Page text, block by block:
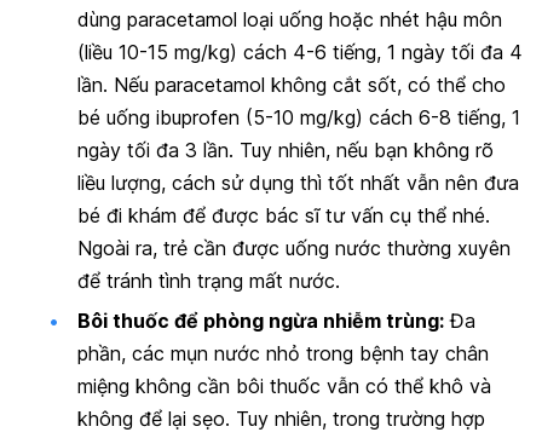
dùng paracetamol loại uống hoặc nhét hậu môn
(liều 10-15 mg/kg) cách 4-6 tiếng, 1 ngày tối đa 4
lần. Nếu paracetamol không cắt sốt, có thể cho
bé uống ibuprofen (5-10 mg/kg) cách 6-8 tiếng, 1
ngày tối đa 3 lần. Tuy nhiên, nếu bạn không rõ
liều lượng, cách sử dụng thì tốt nhất vẫn nên đưa
bé đi khám để được bác sĩ tư vấn cụ thể nhé.
Ngoài ra, trẻ cần được uống nước thường xuyên
để tránh tình trạng mất nước.
Bôi thuốc để phòng ngừa nhiễm trùng: Đa
phần, các mụn nước nhỏ trong bệnh tay chân
miệng không cần bôi thuốc vẫn có thể khô và
không để lại sẹo. Tuy nhiên, trong trường hợp